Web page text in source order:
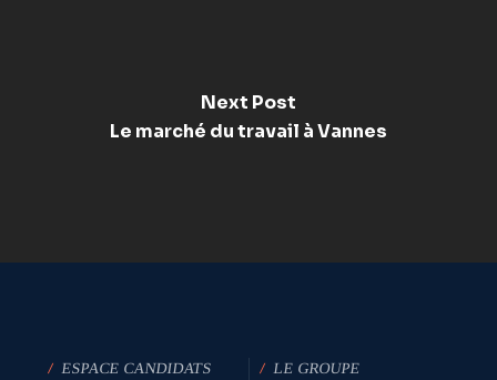
Next Post
Le marché du travail à Vannes
/ ESPACE CANDIDATS
/ LE GROUPE